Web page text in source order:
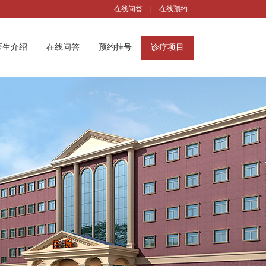
在线问答 在线预约
生介绍 在线问答 预约挂号 诊疗项目